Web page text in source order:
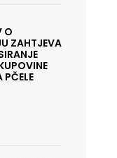
O
ZAHTJEVA
PČELE